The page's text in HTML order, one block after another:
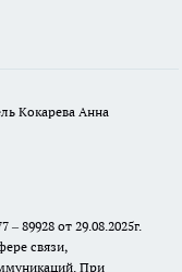
Кокарева Анна
89928 от 29.08.2025г.
связи,
При